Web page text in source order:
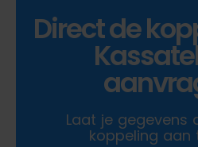
Direct de
Laat je gegevens
koppeling aan